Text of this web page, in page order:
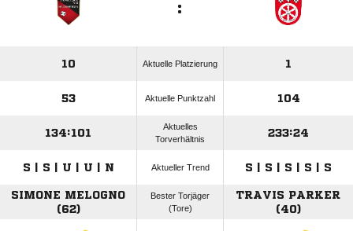
:
10 Aktuelle Platzierung 1
53 Aktuelle Punktzahl 104
134:101
Aktuelles
Torverhältnis
233:24
S | S | U | U | N Aktueller Trend S | S | S | S | S
SIMONE MELOGNO
(62)
Bester Torjäger
(Tore)
TRAVIS PARKER
(40)